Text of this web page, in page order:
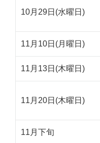
10月29日(水曜日)
11月10日(月曜日)
11月13日(木曜日)
11月20日(木曜日)
11月下旬